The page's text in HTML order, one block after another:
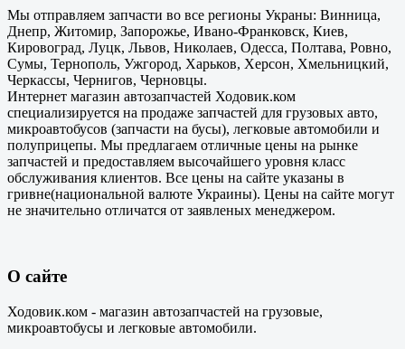
Мы отправляем запчасти во все регионы Украны: Винница,
Днепр, Житомир, Запорожье, Ивано-Франковск, Киев,
Кировоград, Луцк, Львов, Николаев, Одесса, Полтава, Ровно,
Сумы, Тернополь, Ужгород, Харьков, Херсон, Хмельницкий,
Черкассы, Чернигов, Черновцы.
Интернет магазин автозапчастей Ходовик.ком
специализируется на продаже запчастей для грузовых авто,
микроавтобусов (запчасти на бусы), легковые автомобили и
полуприцепы. Мы предлагаем отличные цены на рынке
запчастей и предоставляем высочайшего уровня класс
обслуживания клиентов. Все цены на сайте указаны в
гривне(национальной валюте Украины). Цены на сайте могут
не значительно отличатся от заявленых менеджером.
О сайте
Ходовик.ком - магазин автозапчастей на грузовые,
микроавтобусы и легковые автомобили.